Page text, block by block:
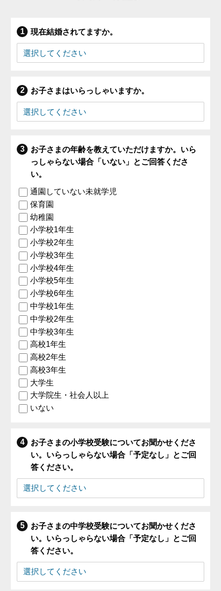
現在結婚されてますか。
お子さまはいらっしゃいますか。
お子さまの年齢を教えていただけますか。いら
っしゃらない場合「いない」とご回答くださ
い。
通園していない未就学児
保育園
幼稚園
小学校1年生
小学校2年生
小学校3年生
小学校4年生
小学校5年生
小学校6年生
中学校1年生
中学校2年生
中学校3年生
高校1年生
高校2年生
高校3年生
大学生
大学院生・社会人以上
いない
お子さまの小学校受験についてお聞かせくださ
い。いらっしゃらない場合「予定なし」とご回
答ください。
お子さまの中学校受験についてお聞かせくださ
い。いらっしゃらない場合「予定なし」とご回
答ください。